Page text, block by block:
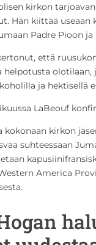
kirkon
Hän kiittää
Padre Pioon ja
että
helpotusta
ja hektisellä
LaBeouf
kokonaan kirkon
suhteessaan
America